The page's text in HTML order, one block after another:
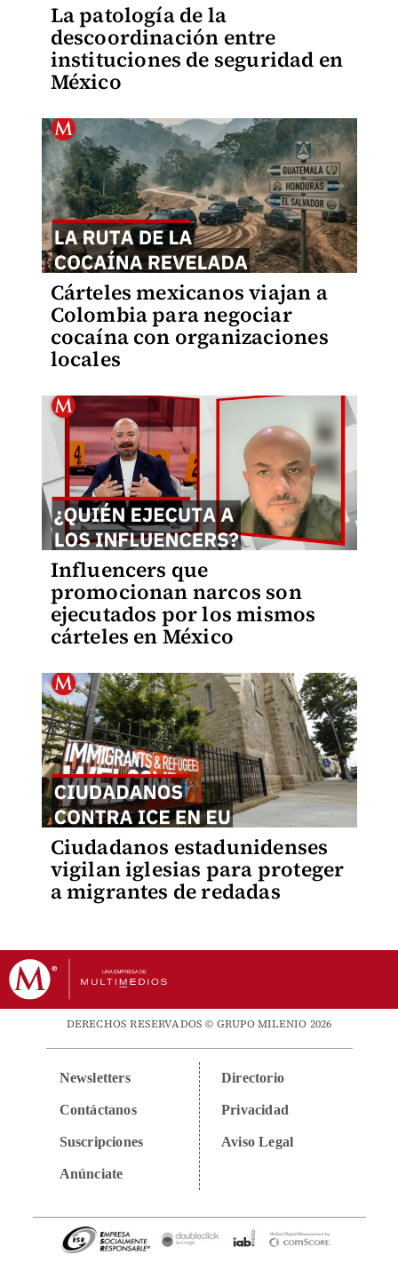
La patología de la
descoordinación entre
instituciones de seguridad en
México
Cárteles mexicanos viajan a
Colombia para negociar
cocaína con organizaciones
locales
Influencers que
promocionan narcos son
ejecutados por los mismos
cárteles en México
Ciudadanos estadunidenses
vigilan iglesias para proteger
a migrantes de redadas
DERECHOS RESERVADOS © GRUPO MILENIO 2026
Newsletters
Contáctanos
Suscripciones
Anúnciate
Directorio
Privacidad
Aviso Legal